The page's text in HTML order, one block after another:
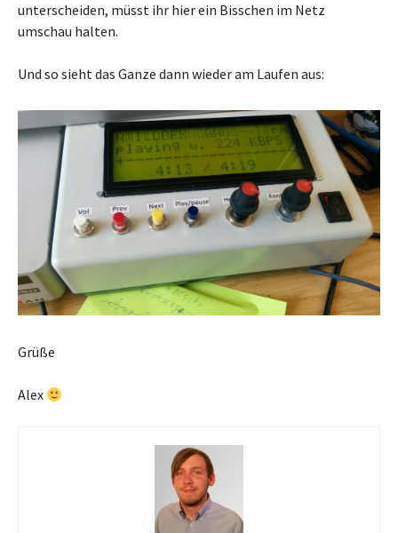
unterscheiden, müsst ihr hier ein Bisschen im Netz
umschau halten.
Und so sieht das Ganze dann wieder am Laufen aus:
Grüße
Alex